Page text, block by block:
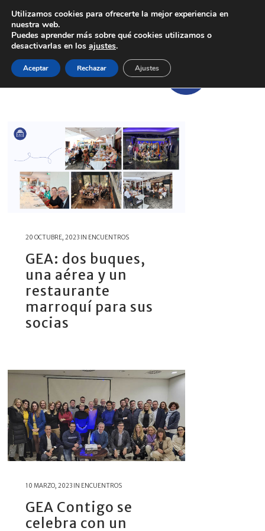
20 OCTUBRE, 2023 IN ENCUENTROS
GEA: dos buques,
una aérea y un
restaurante
marroquí para sus
socias
10 MARZO, 2023 IN ENCUENTROS
GEA Contigo se
celebra con un
Utilizamos cookies para ofrecerte la mejor experiencia en
nuestra web.
Puedes aprender más sobre qué cookies utilizamos o
desactivarlas en los ajustes.
Aceptar Rechazar Ajustes